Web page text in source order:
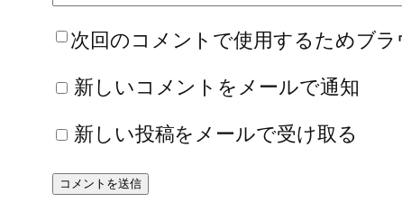
次回のコメントで使用するためブ
新しいコメントをメールで通知
新しい投稿をメールで受け取る